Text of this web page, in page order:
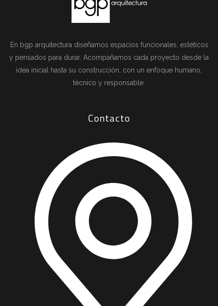
En bgp arquitectura diseñamos espacios funcionales, estéticos
y pensados para durar. Acompañamos cada proyecto desde la
idea inicial hasta su construcción, con un enfoque humano,
técnico y responsable.
Contacto